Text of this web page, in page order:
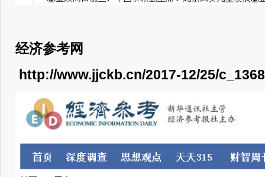
经济参考网
http://www.jjckb.cn/2017-12/25/